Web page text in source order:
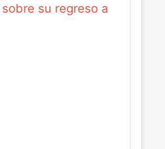
su regreso a